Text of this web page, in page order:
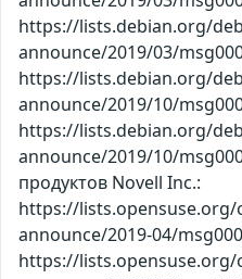
https://lists.debian.org/
announce/2019/03/
https://lists.debian.org/
announce/2019/10/
https://lists.debian.org/
announce/2019/10/
продуктов Novell Inc.:
https://lists.opensuse.org/
announce/2019-04/
https://lists.opensuse.org/